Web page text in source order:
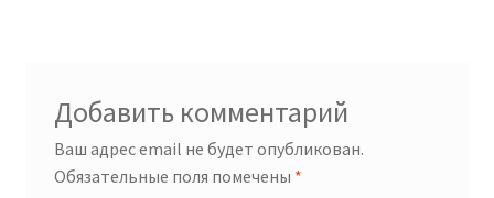
Добавить комментарий
Ваш адрес email не будет опубликован.
Обязательные поля помечены *